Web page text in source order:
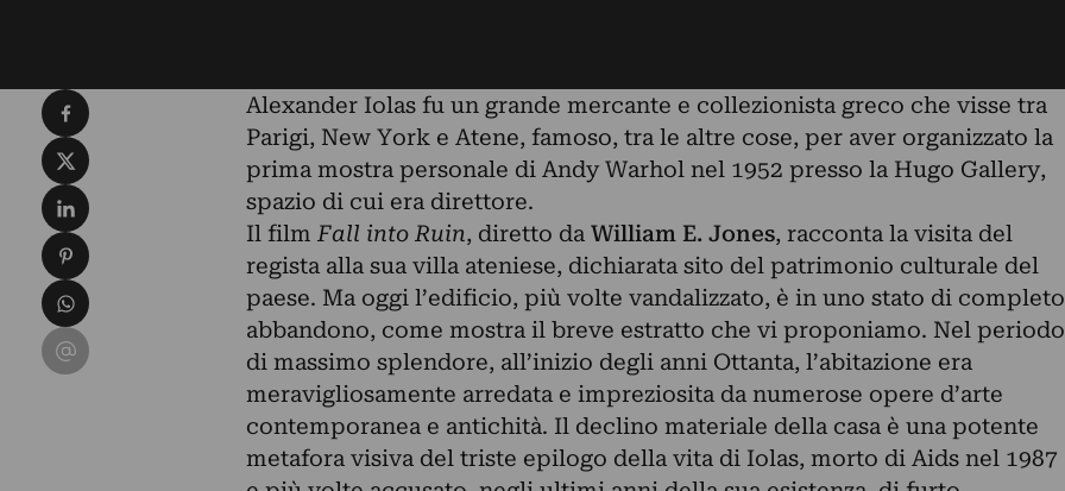
Alexander Iolas fu un grande mercante e collezionista greco che visse tra
Parigi, New York e Atene, famoso, tra le altre cose, per aver organizzato la
prima mostra personale di Andy Warhol nel 1952 presso la Hugo Gallery,
spazio di cui era direttore.
Il film Fall into Ruin, diretto da William E. Jones, racconta la visita del
regista alla sua villa ateniese, dichiarata sito del patrimonio culturale del
paese. Ma oggi l’edificio, più volte vandalizzato, è in uno stato di completo
abbandono, come mostra il breve estratto che vi proponiamo. Nel periodo
di massimo splendore, all’inizio degli anni Ottanta, l’abitazione era
meravigliosamente arredata e impreziosita da numerose opere d’arte
contemporanea e antichità. Il declino materiale della casa è una potente
metafora visiva del triste epilogo della vita di Iolas, morto di Aids nel 1987
Condividi su Facebook
Condividi su X
Condividi su LinkedIn
Condividi su Pinterest
Condividi su WhatsApp
Condividi su Email